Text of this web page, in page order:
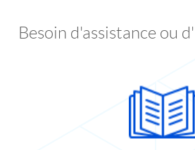
Besoin d'assistance ou